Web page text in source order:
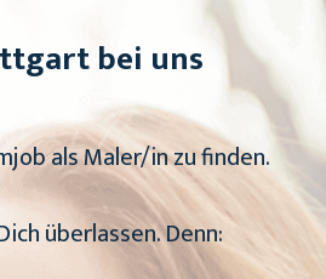
bei uns
als Maler/in zu finden.
überlassen. Denn: